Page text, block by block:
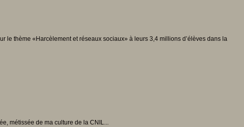
thème «Harcèlement et réseaux sociaux» à leurs 3,4 millions d’élèves dans la
métissée de ma culture de la CNIL...